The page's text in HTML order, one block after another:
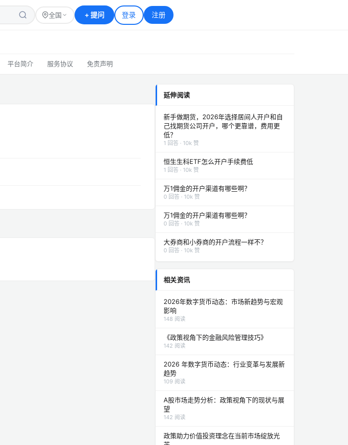
全国 +提问 登录 注册
平台简介 服务协议 免责声明
延伸阅读
新手做期货，2026年选择居间人开户和自
己找期货公司开户，哪个更靠谱，费用更
低？
1 回答 · 10k 赞
恒生生科ETF怎么开户手续费低
1 回答 · 10k 赞
万1佣金的开户渠道有哪些啊？
0 回答 · 10k 赞
万1佣金的开户渠道有哪些啊？
0 回答 · 10k 赞
大券商和小券商的开户流程一样不？
0 回答 · 10k 赞
相关资讯
2026年数字货币动态：市场新趋势与宏观
影响
148 阅读
《政策视角下的金融风险管理技巧》
142 阅读
2026 年数字货币动态：行业变革与发展新
趋势
109 阅读
A股市场走势分析：政策视角下的现状与展
望
142 阅读
政策助力价值投资理念在当前市场绽放光